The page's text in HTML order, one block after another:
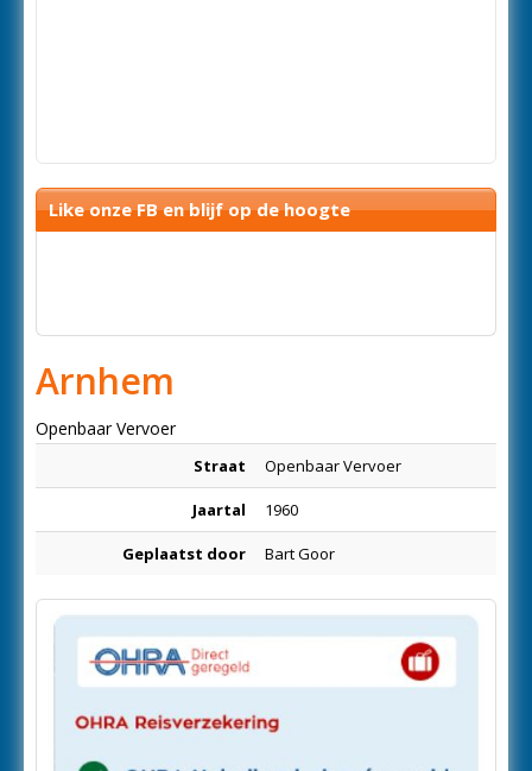
Like onze FB en blijf op de hoogte
Arnhem
Openbaar Vervoer
Straat Openbaar Vervoer
Jaartal 1960
Geplaatst door Bart Goor